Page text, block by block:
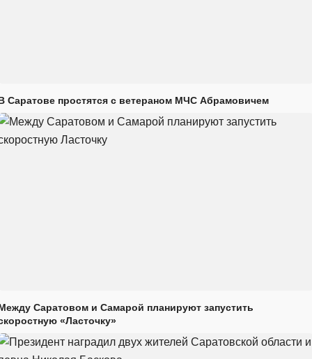
Саратове простятся с ветераном МЧС Абрамовичем
Саратовом и Самарой планируют запустить
«Ласточку»